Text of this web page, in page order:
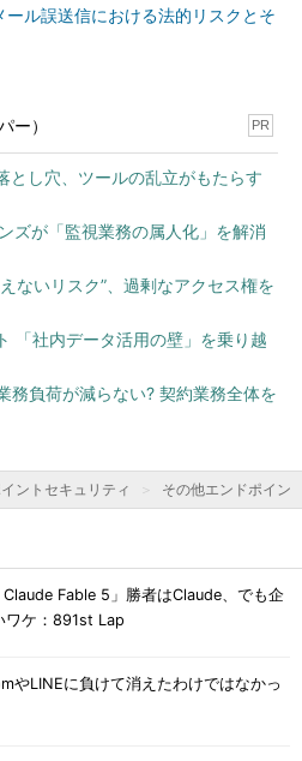
ール誤送信における法的リスクとそ
ー） PR
とし穴、ツールの乱立がもたらす
ズが「監視業務の属人化」を解消
ないリスク”、過剰なアクセス権を
「社内データ活用の壁」を乗り越
務負荷が減らない? 契約業務全体を
ントセキュリティ その他エンドポイン
Claude Fable 5」勝者はClaude、でも企
ワケ：891st Lap
やLINEに負けて消えたわけではなかっ